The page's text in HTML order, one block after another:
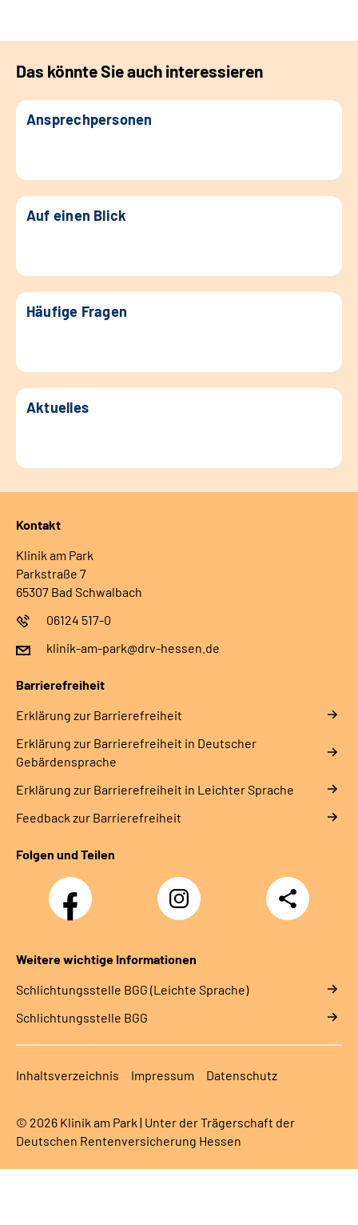
Das könnte Sie auch interessieren
Ansprechpersonen
Auf einen Blick
Häufige Fragen
Aktuelles
Kontakt
Klinik am Park
Parkstraße 7
65307 Bad Schwalbach
06124 517-0
klinik-am-park@drv-hessen.de
Barrierefreiheit
Erklärung zur Barrierefreiheit
Erklärung zur Barrierefreiheit in Deutscher
Gebärdensprache
Erklärung zur Barrierefreiheit in Leichter Sprache
Feedback zur Barrierefreiheit
Folgen und Teilen
Facebook Instagram
Teilen
Weitere wichtige Informationen
Schlich­tungs­stel­le BGG (Leichte Sprache)
Schlich­tungs­stel­le BGG
Inhaltsverzeichnis Impressum Datenschutz
© 2026 Klinik am Park | Unter der Trägerschaft der
Deutschen Rentenversicherung Hessen